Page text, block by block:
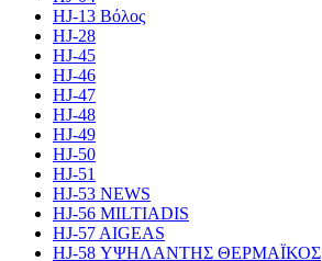
HJ-13 Βόλος
HJ-28
HJ-45
HJ-46
HJ-47
HJ-48
HJ-49
HJ-50
HJ-51
HJ-53 NEWS
HJ-56 MILTIADIS
HJ-57 AIGEAS
HJ-58 ΥΨΗΛΑΝΤΗΣ ΘΕΡΜΑΪΚΟΣ